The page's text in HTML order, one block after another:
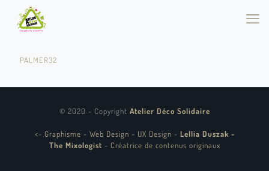
PALMER32
© 2020 - Copyright Atelier Déco Solidaire
<- Graphisme - Web Design - UX Design - Lellia Duszak -
The Mixologist - Créatrice de contenus originaux